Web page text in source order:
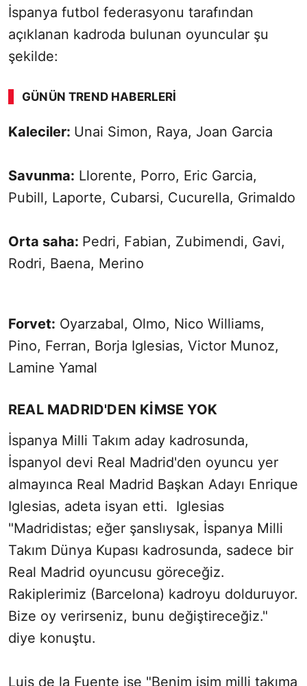
İspanya futbol federasyonu tarafından
açıklanan kadroda bulunan oyuncular şu
şekilde:
GÜNÜN TREND HABERLERI
Kaleciler: Unai Simon, Raya, Joan Garcia
Savunma: Llorente, Porro, Eric Garcia,
Pubill, Laporte, Cubarsi, Cucurella, Grimaldo
Orta saha: Pedri, Fabian, Zubimendi, Gavi,
Rodri, Baena, Merino
Forvet: Oyarzabal, Olmo, Nico Williams,
Pino, Ferran, Borja Iglesias, Victor Munoz,
Lamine Yamal
REAL MADRID'DEN KİMSE YOK
İspanya Milli Takım aday kadrosunda,
İspanyol devi Real Madrid'den oyuncu yer
almayınca Real Madrid Başkan Adayı Enrique
Iglesias, adeta isyan etti. Iglesias
"Madridistas; eğer şanslıysak, İspanya Milli
Takım Dünya Kupası kadrosunda, sadece bir
Real Madrid oyuncusu göreceğiz.
Rakiplerimiz (Barcelona) kadroyu dolduruyor.
Bize oy verirseniz, bunu değiştireceğiz."
diye konuştu.
Luis de la Fuente ise "Benim işim milli takıma